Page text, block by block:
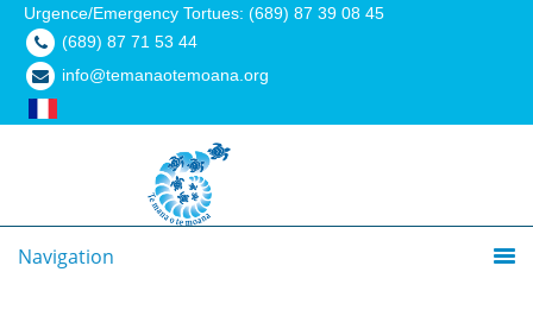
Urgence/Emergency Tortues: (689) 87 39 08 45
(689) 87 71 53 44
info@temanaotemoana.org
Navigation